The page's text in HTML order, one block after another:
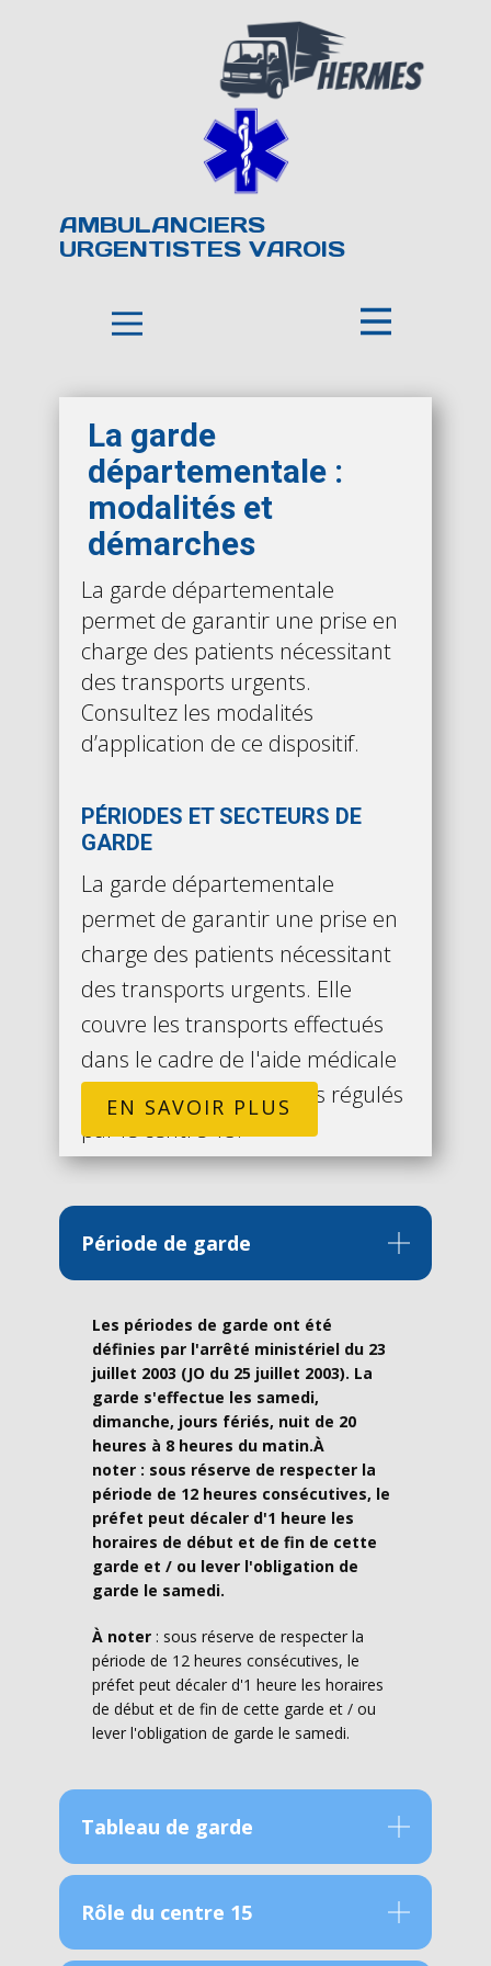
AMBULANCIERS
URGENTISTES VAROIS
La garde
départementale :
modalités et
démarches
La garde départementale
permet de garantir une prise en
charge des patients nécessitant
des transports urgents.
Consultez les modalités
d’application de ce dispositif.
PÉRIODES ET SECTEURS DE
GARDE
La garde départementale
permet de garantir une prise en
charge des patients nécessitant
des transports urgents. Elle
couvre les transports effectués
dans le cadre de l'aide médicale
urgente et les transports régulés
par le centre 15.
EN SAVOIR PLUS
Période de garde
Les périodes de garde ont été
définies par l'arrêté ministériel du 23
juillet 2003 (JO du 25 juillet 2003). La
garde s'effectue les samedi,
dimanche, jours fériés, nuit de 20
heures à 8 heures du matin.À
noter : sous réserve de respecter la
période de 12 heures consécutives, le
préfet peut décaler d'1 heure les
horaires de début et de fin de cette
garde et / ou lever l'obligation de
garde le samedi.
À noter : sous réserve de respecter la
période de 12 heures consécutives, le
préfet peut décaler d'1 heure les horaires
de début et de fin de cette garde et / ou
lever l'obligation de garde le samedi.
Tableau de garde
Rôle du centre 15